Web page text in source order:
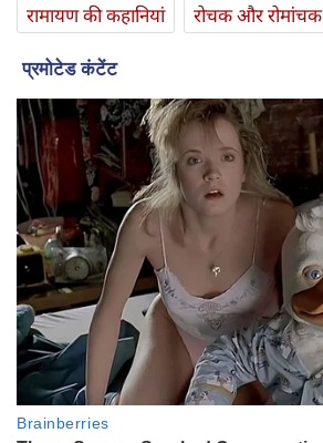
रामायण की कहानियां
रोचक और रोमांचक